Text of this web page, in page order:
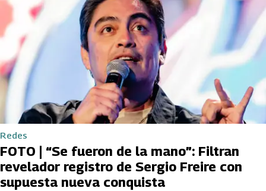
Redes
FOTO | “Se fueron de la mano”: Filtran
revelador registro de Sergio Freire con
supuesta nueva conquista